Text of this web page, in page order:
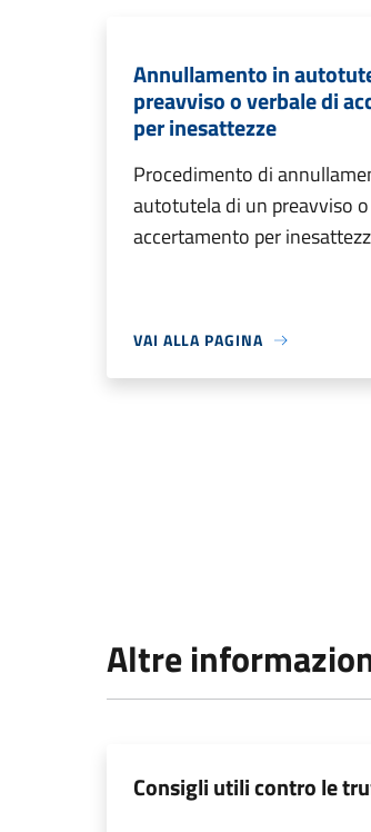
Annullamento in
preavviso o verbale di
per inesattezze
Procedimento di
autotutela di un preavviso
accertamento per
VAI ALLA PAGINA
Altre
Consigli utili contro le